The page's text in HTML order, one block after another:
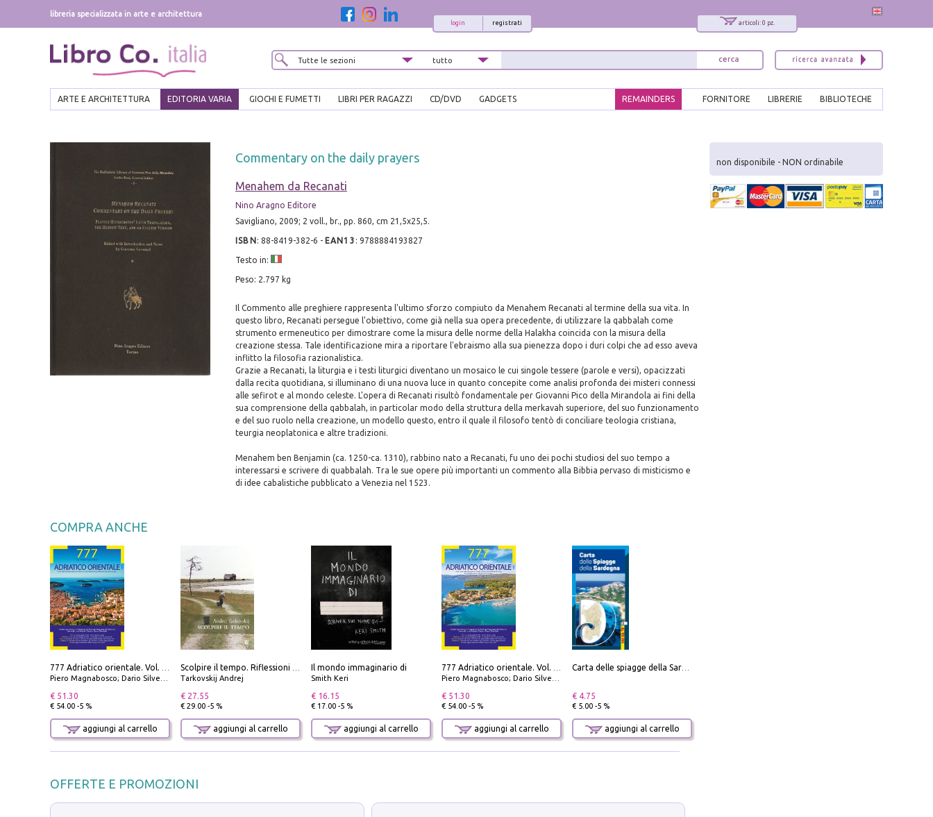
libreria specializzata in arte e architettura
articoli: 0 pz.
registrati
login
ARTE E ARCHITETTURA EDITORIA VARIA GIOCHI E FUMETTI LIBRI PER RAGAZZI CD/DVD GADGETS BIBLIOTECHE
LIBRERIE
FORNITORE
REMAINDERS
Commentary on the daily prayers
Menahem da Recanati
Nino Aragno Editore
Savigliano, 2009; 2 voll., br., pp. 860, cm 21,5x25,5.
ISBN : 88-8419-382-6 - EAN13 : 9788884193827
Testo in:
Peso: 2.797 kg
Il Commento alle preghiere rappresenta l'ultimo sforzo compiuto da Menahem Recanati al termine della sua vita. In
questo libro, Recanati persegue l'obiettivo, come già nella sua opera precedente, di utilizzare la qabbalah come
strumento ermeneutico per dimostrare come la misura delle norme della Halakha coincida con la misura della
creazione stessa. Tale identificazione mira a riportare l'ebraismo alla sua pienezza dopo i duri colpi che ad esso aveva
inflitto la filosofia razionalistica.
Grazie a Recanati, la liturgia e i testi liturgici diventano un mosaico le cui singole tessere (parole e versi), opacizzati
dalla recita quotidiana, si illuminano di una nuova luce in quanto concepite come analisi profonda dei misteri connessi
alle sefirot e al mondo celeste. L'opera di Recanati risultò fondamentale per Giovanni Pico della Mirandola ai fini della
sua comprensione della qabbalah, in particolar modo della struttura della merkavah superiore, del suo funzionamento
e del suo ruolo nella creazione, un modello questo, entro il quale il filosofo tentò di conciliare teologia cristiana,
teurgia neoplatonica e altre tradizioni.
Menahem ben Benjamin (ca. 1250-ca. 1310), rabbino nato a Recanati, fu uno dei pochi studiosi del suo tempo a
interessarsi e scrivere di quabbalah. Tra le sue opere più importanti un commento alla Bibbia pervaso di misticismo e
di idee cabalistiche pubblicato a Venezia nel 1523.
COMPRA ANCHE
Piero Magnabosco; Dario Silvestro; Marco Sbrizzi
€ 51.30
€ 54.00 -5 %
aggiungi al carrello
Tarkovskij Andrej
€ 27.55
€ 29.00 -5 %
aggiungi al carrello
Il mondo immaginario di
Smith Keri
€ 16.15
€ 17.00 -5 %
aggiungi al carrello
Piero Magnabosco; Dario Silvestro; Marco Sbrizzi
€ 51.30
€ 54.00 -5 %
aggiungi al carrello
€ 4.75
€ 5.00 -5 %
aggiungi al carrello
OFFERTE E PROMOZIONI
non disponibile - NON ordinabile
x
Interessato ai nostri libri?
Allora iscriviti alla nostra newsletter!
Sarai informato delle nostre novità, potrai
comunque cancellarti quando desideri.